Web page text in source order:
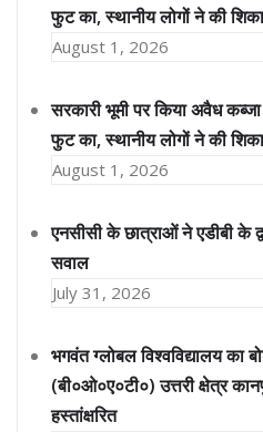
फुट का, स्थानीय लोगों ने की
August 1, 2026
सरकारी भूमी पर किया अवैध
फुट का, स्थानीय लोगों ने की
August 1, 2026
एनसीसी के छात्राओं ने एडीबी के
सवाल
July 31, 2026
भगवंत ग्लोबल विश्वविद्यालय का
(बी०ओ०ए०टी०) उत्तरी क्षेत्र
हस्तांक्षरित